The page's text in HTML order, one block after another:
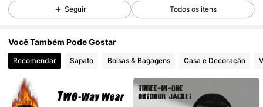
4,93 1.2K Seguidores
4,93 1.2K Seguidores
4,93 1.2K Seguidores
Seguir Todos os itens
Você Também Pode Gostar
Recomendar Sapato Bolsas & Bagagens Casa e Decoração